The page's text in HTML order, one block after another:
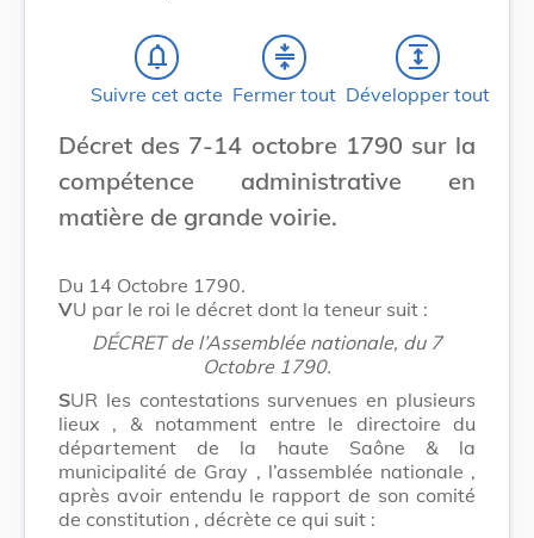
notifications_none
Suivre cet acte
compress
Fermer tout
expand
Développer tout
Décret des 7-14 octobre 1790 sur la
compétence administrative en
matière de grande voirie.
Du 14 Octobre 1790.
VU par le roi le décret dont la teneur suit :
DÉCRET de l’Assemblée nationale, du 7
Octobre 1790.
SUR les contestations survenues en plusieurs
lieux , & notamment entre le directoire du
département de la haute Saône & la
municipalité de Gray , l’assemblée nationale ,
après avoir entendu le rapport de son comité
de constitution , décrète ce qui suit :